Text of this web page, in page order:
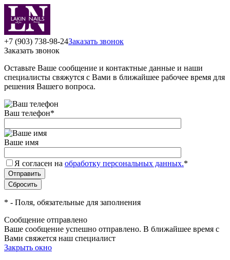
+7 (903) 738-98-24Заказать звонок
Заказать звонок
Оставьте Ваше сообщение и контактные данные и наши
специалисты свяжутся с Вами в ближайшее рабочее время для
решения Вашего вопроса.
Ваш телефон*
Ваше имя
Я согласен на обработку персональных данных.*
* - Поля, обязательные для заполнения
Сообщение отправлено
Ваше сообщение успешно отправлено. В ближайшее время с
Вами свяжется наш специалист
Закрыть окно